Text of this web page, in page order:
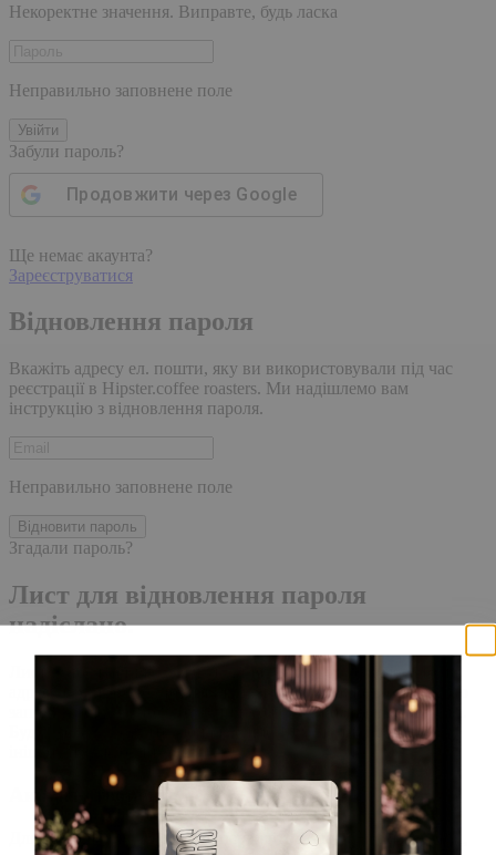
Некоректне значення. Виправте, будь ласка
Неправильно заповнене поле
Увійти
Забули пароль?
Продовжити через Google
Ще немає акаунта?
Зареєструватися
Відновлення пароля
Вкажіть адресу ел. пошти, яку ви використовували під час
реєстрації в Hipster.coffee roasters. Ми надішлемо вам
інструкцію з відновлення пароля.
Неправильно заповнене поле
Відновити пароль
Згадали пароль?
Лист для відновлення пароля
надіслано.
Лист із посиланням для скидання пароля було надіслано на
адресу електронної пошти, прив'язану до вашого облікового
запису, доставка повідомлення може зайняти кілька хвилин.
Будь ласка, зачекайте щонайменше 10 хвилин, перш ніж
ініціювати ще один запит.
Акаунт створено
Для завершення реєстрації, перейдіть за посиланням у листі,